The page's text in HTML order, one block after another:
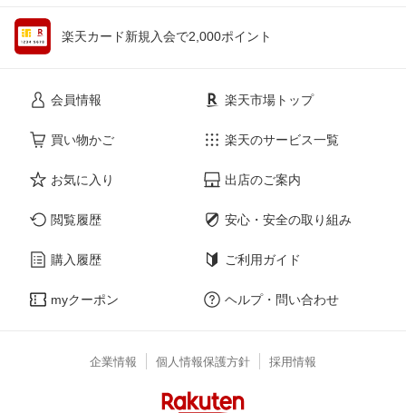
楽天カード新規入会で2,000ポイント
会員情報
買い物かご
お気に入り
閲覧履歴
購入履歴
myクーポン
楽天市場トップ
楽天のサービス一覧
出店のご案内
安心・安全の取り組み
ご利用ガイド
ヘルプ・問い合わせ
企業情報 個人情報保護方針 採用情報